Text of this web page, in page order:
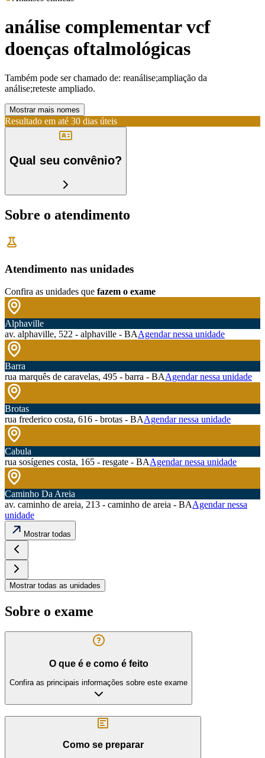
análise complementar vcf
doenças oftalmológicas
Também pode ser chamado de: reanálise;ampliação da
análise;reteste ampliado.
Mostrar mais nomes
Resultado em até 30 dias úteis
Qual seu convênio?
Sobre o atendimento
Atendimento nas unidades
Confira as unidades que fazem o exame
Alphaville
av. alphaville, 522 - alphaville - BAAgendar nessa unidade
Barra
rua marquês de caravelas, 495 - barra - BAAgendar nessa unidade
Brotas
rua frederico costa, 616 - brotas - BAAgendar nessa unidade
Cabula
rua sosígenes costa, 165 - resgate - BAAgendar nessa unidade
Caminho Da Areia
av. caminho de areia, 213 - caminho de areia - BAAgendar nessa
unidade
Mostrar todas
Mostrar todas as unidades
Sobre o exame
O que é e como é feito
Confira as principais informações sobre este exame
Como se preparar